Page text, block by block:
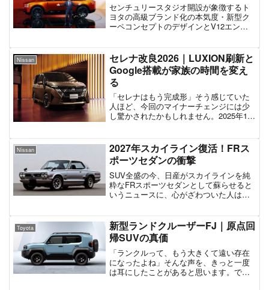
センチュリースタジオ開設が象徴するト
ヨタの高級ブランド化の本気度・新型ク
ーペコンセプトのデザインとV12エンジ
Nissan
セレナ改良2026｜LUXION刷新と
Google搭載が家族の時間を変え
る
「セレナはもう完成形」そう感じていた
人ほど、今回のマイナーチェンジには少
し驚かされたかもしれません。2025年12
年2月中旬発売を正式発表しました。1991
年の初代...
Nissan
2027年スカイライン復活！FRス
ポーツセダンの衝撃
SUV全盛の今、日産がスカイラインを純
粋なFRスポーツセダンとして蘇らせると
いうニュースに、心がざわついた人は少
る。2025年の経営再建計画
「Re:Nissan」で開発継...
Toyota
新型ランドクルーザーFJ｜原点回
帰SUVの真価
「ランクルって、もう大きくて遠い存在
になったよね」そんな声を、きっと一度
は耳にしたことがあると思います。でも